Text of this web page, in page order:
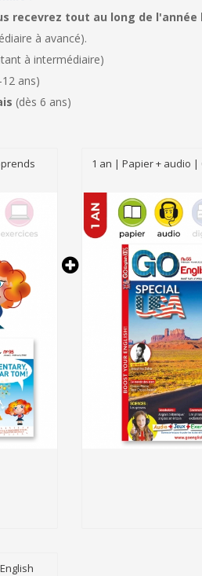
recevrez tout au long de
à avancé).
à intermédiaire)
12 ans)
(dès 6 ans)
1 an | Papier + audio |